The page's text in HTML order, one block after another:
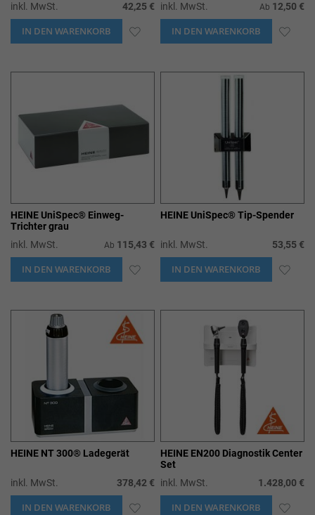
inkl. MwSt. 42,25 €
IN DEN WARENKORB ZUR
inkl. MwSt.
Ab 12,50 €
IN DEN WARENKORB ZUR
HEINE UniSpec® Einweg-
Trichter grau
inkl. MwSt.
Ab 115,43 €
IN DEN WARENKORB ZUR
HEINE UniSpec® Tip-Spender
inkl. MwSt. 53,55 €
IN DEN WARENKORB ZUR
HEINE NT 300® Ladegerät
inkl. MwSt. 378,42 €
IN DEN WARENKORB ZUR
HEINE EN200 Diagnostik Center
Set
inkl. MwSt.
1.428,00 €
IN DEN WARENKORB ZUR